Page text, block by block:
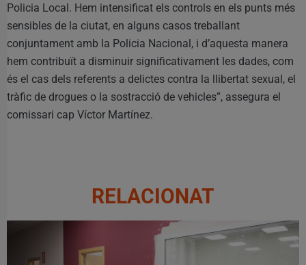
Policia Local. Hem intensificat els controls en els punts més
sensibles de la ciutat, en alguns casos treballant
conjuntament amb la Policia Nacional, i d’aquesta manera
hem contribuït a disminuir significativament les dades, com
és el cas dels referents a delictes contra la llibertat sexual, el
tràfic de drogues o la sostracció de vehicles”, assegura el
comissari cap Víctor Martínez.
RELACIONAT